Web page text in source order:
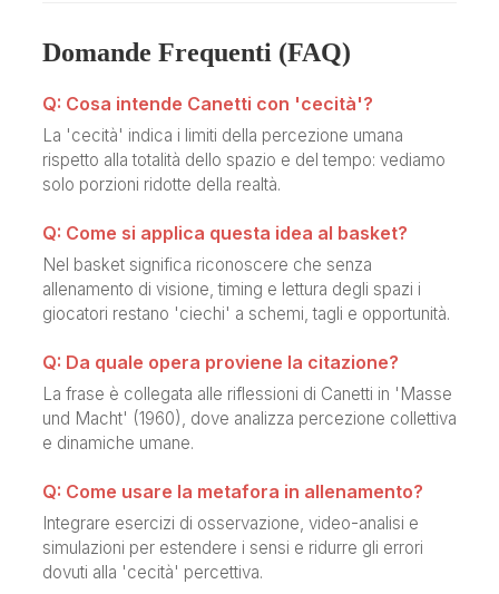
Domande Frequenti (FAQ)
Q: Cosa intende Canetti con 'cecità'?
La 'cecità' indica i limiti della percezione umana
rispetto alla totalità dello spazio e del tempo: vediamo
solo porzioni ridotte della realtà.
Q: Come si applica questa idea al basket?
Nel basket significa riconoscere che senza
allenamento di visione, timing e lettura degli spazi i
giocatori restano 'ciechi' a schemi, tagli e opportunità.
Q: Da quale opera proviene la citazione?
La frase è collegata alle riflessioni di Canetti in 'Masse
und Macht' (1960), dove analizza percezione collettiva
e dinamiche umane.
Q: Come usare la metafora in allenamento?
Integrare esercizi di osservazione, video-analisi e
simulazioni per estendere i sensi e ridurre gli errori
dovuti alla 'cecità' percettiva.